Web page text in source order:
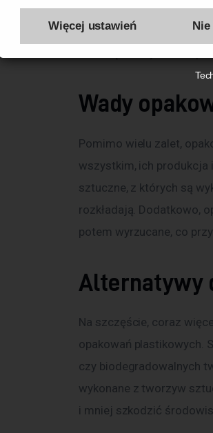
Więcej na temat plików cookies
o
Więcej ustawień
jak żywność czy
tańsze w produkcji niż
Wady
Pomimo wielu zalet,
wszystkim, ich
sztuczne, z których są
rozkładają. Dodatkowo,
potem wyrzucane, co
Alternatywy
Na szczęście, coraz
opakowań plastikowych.
czy biodegradowalnych
wykonane z tworzyw
i mniej szkodzić